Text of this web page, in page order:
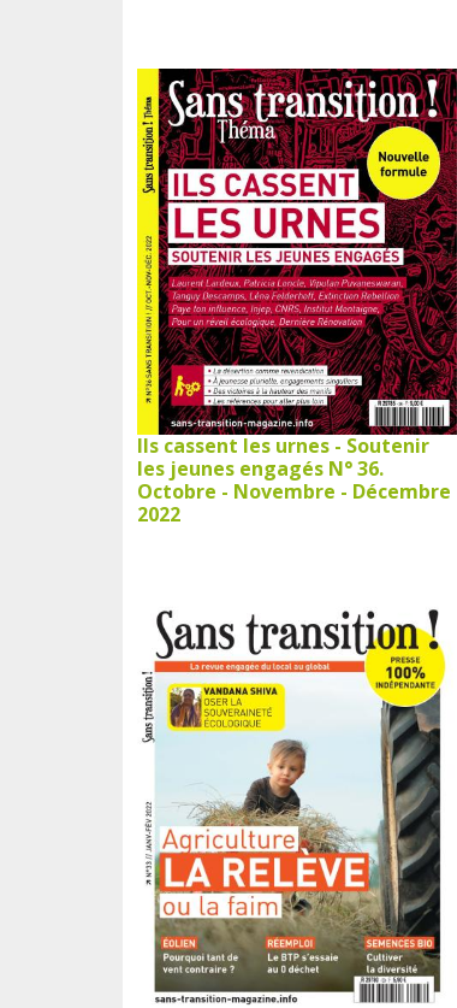
Ils cassent les urnes - Soutenir
les jeunes engagés N° 36.
Octobre - Novembre - Décembre
2022